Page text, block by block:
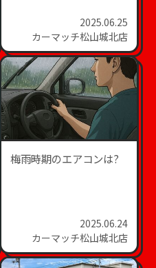
2025.06.25
カーマッチ松山城北店
梅雨時期のエアコンは?
2025.06.24
カーマッチ松山城北店